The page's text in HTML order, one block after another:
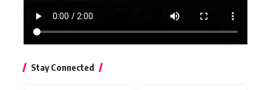
Stay Connected